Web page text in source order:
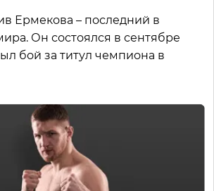
Ермекова – последний в
Он состоялся в сентябре
бой за титул чемпиона в